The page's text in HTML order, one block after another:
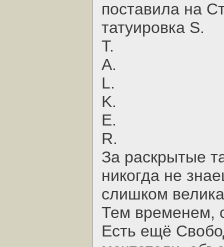
поставила на
татуировка S.
T.
A.
L.
K.
E.
R.
За раскрытые
никогда не
слишком
Тем временем,
Есть ещё